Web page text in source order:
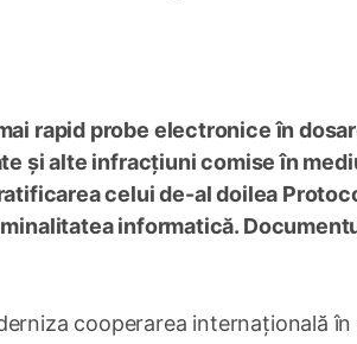
rapid probe electronice în
și alte infracțiuni comise în
celui de-al doilea
informatică.
cooperarea internațională